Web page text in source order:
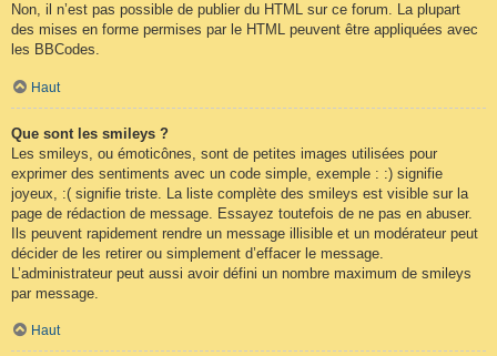
Non, il n’est pas possible de publier du HTML sur ce forum. La plupart
des mises en forme permises par le HTML peuvent être appliquées avec
les BBCodes.
Haut
Que sont les smileys ?
Les smileys, ou émoticônes, sont de petites images utilisées pour
exprimer des sentiments avec un code simple, exemple : :) signifie
joyeux, :( signifie triste. La liste complète des smileys est visible sur la
page de rédaction de message. Essayez toutefois de ne pas en abuser.
Ils peuvent rapidement rendre un message illisible et un modérateur peut
décider de les retirer ou simplement d’effacer le message.
L’administrateur peut aussi avoir défini un nombre maximum de smileys
par message.
Haut